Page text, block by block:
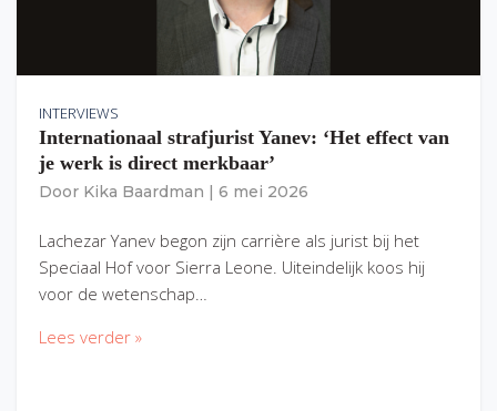
INTERVIEWS
Internationaal strafjurist Yanev: ‘Het effect van
je werk is direct merkbaar’
Door Kika Baardman 6 mei 2026
Lachezar Yanev begon zijn carrière als jurist bij het
Speciaal Hof voor Sierra Leone. Uiteindelijk koos hij
voor de wetenschap…
Lees verder »